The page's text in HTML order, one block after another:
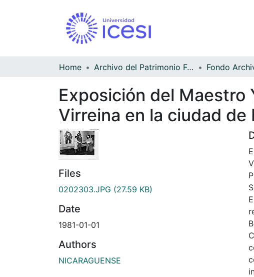
Home Archivo del Patrimonio Fotográfico y Fílmico del Valle del Cauca
Exposición del Maestro
Virreina en la ciudad de
Files
0202303.JPG (27.59 KB)
Date
1981-01-01
Authors
NICARAGUENSE